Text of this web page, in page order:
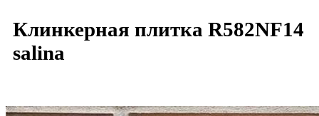
Клинкерная плитка R582NF14
salina